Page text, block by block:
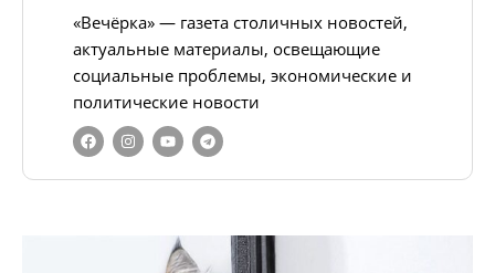
«Вечёрка» — газета столичных новостей,
актуальные материалы, освещающие
социальные проблемы, экономические и
политические новости